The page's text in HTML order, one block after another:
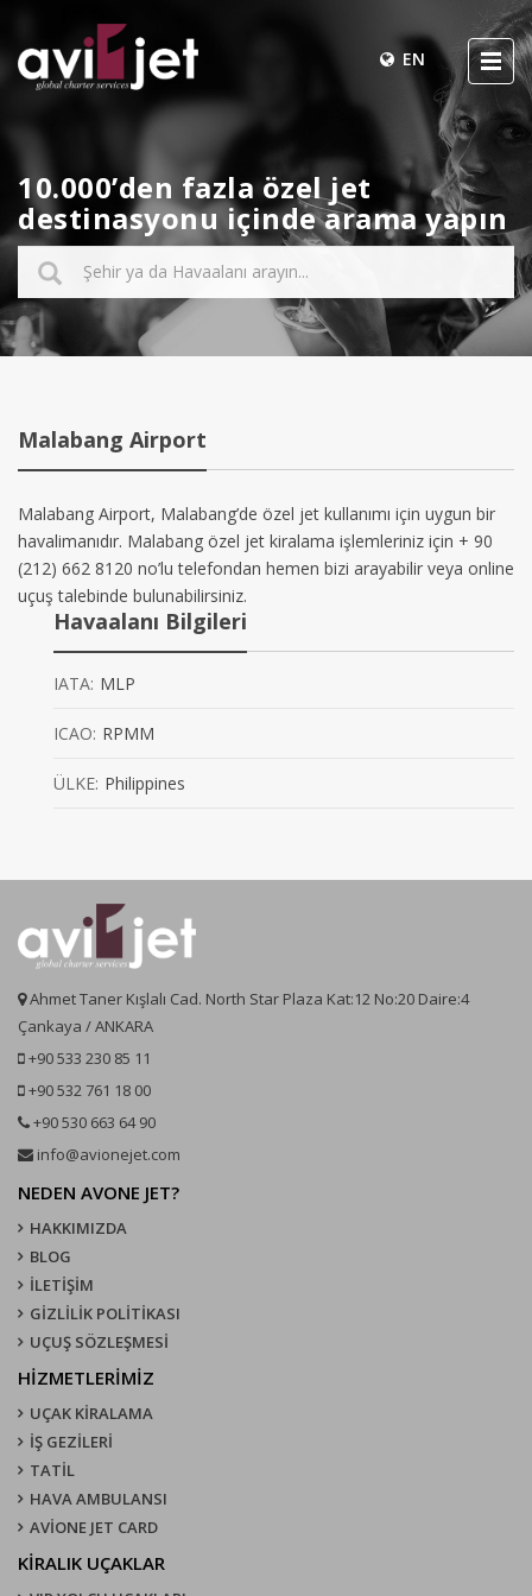
EN
10.000’den fazla özel jet
destinasyonu içinde arama yapın
Malabang Airport
Malabang Airport, Malabang’de özel jet kullanımı için uygun bir
havalimanıdır. Malabang özel jet kiralama işlemleriniz için + 90
(212) 662 8120 no’lu telefondan hemen bizi arayabilir veya online
uçuş talebinde bulunabilirsiniz.
Havaalanı Bilgileri
IATA: MLP
ICAO: RPMM
ÜLKE: Philippines
Ahmet Taner Kışlalı Cad. North Star Plaza Kat:12 No:20 Daire:4
Çankaya / ANKARA
+90 533 230 85 11
+90 532 761 18 00
+90 530 663 64 90
info@avionejet.com
NEDEN AVONE JET?
HAKKIMIZDA
BLOG
İLETİŞİM
GİZLİLİK POLİTİKASI
UÇUŞ SÖZLEŞMESI
HİZMETLERİMİZ
UÇAK KIRALAMA
İŞ GEZİLERİ
TATİL
HAVA AMBULANSI
AVİONE JET CARD
KIRALIK UÇAKLAR